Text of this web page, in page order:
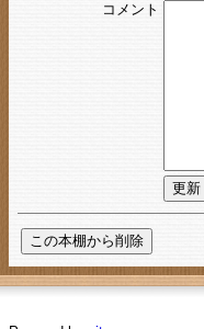
コメント